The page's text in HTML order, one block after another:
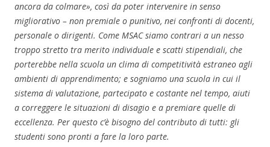
ancora da colmare», così da poter intervenire in senso
migliorativo – non premiale o punitivo, nei confronti di docenti,
personale o dirigenti. Come MSAC siamo contrari a un nesso
troppo stretto tra merito individuale e scatti stipendiali, che
porterebbe nella scuola un clima di competitività estraneo agli
ambienti di apprendimento; e sogniamo una scuola in cui il
sistema di valutazione, partecipato e costante nel tempo, aiuti
a correggere le situazioni di disagio e a premiare quelle di
eccellenza. Per questo c’è bisogno del contributo di tutti: gli
studenti sono pronti a fare la loro parte.